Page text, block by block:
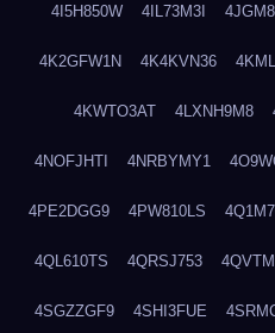
4I5H850W 4IL73M3I
4K2GFW1N 4K4KVN36
4KWTO3AT 4LXNH9M8
4NOFJHTI 4NRBYMY1
4PE2DGG9 4PW810LS
4QL610TS 4QRSJ753
4SGZZGF9 4SHI3FUE